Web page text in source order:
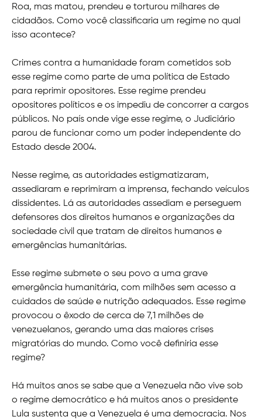
Roa, mas matou, prendeu e torturou milhares de
cidadãos. Como você classificaria um regime no qual
isso acontece?
Crimes contra a humanidade foram cometidos sob
esse regime como parte de uma política de Estado
para reprimir opositores. Esse regime prendeu
opositores políticos e os impediu de concorrer a cargos
públicos. No país onde vige esse regime, o Judiciário
parou de funcionar como um poder independente do
Estado desde 2004.
Nesse regime, as autoridades estigmatizaram,
assediaram e reprimiram a imprensa, fechando veículos
dissidentes. Lá as autoridades assediam e perseguem
defensores dos direitos humanos e organizações da
sociedade civil que tratam de direitos humanos e
emergências humanitárias.
Esse regime submete o seu povo a uma grave
emergência humanitária, com milhões sem acesso a
cuidados de saúde e nutrição adequados. Esse regime
provocou o êxodo de cerca de 7,1 milhões de
venezuelanos, gerando uma das maiores crises
migratórias do mundo. Como você definiria esse
regime?
Há muitos anos se sabe que a Venezuela não vive sob
o regime democrático e há muitos anos o presidente
Lula sustenta que a Venezuela é uma democracia. Nos